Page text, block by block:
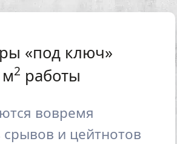
«под ключ»
м2 работы
вовремя
и цейтнотов